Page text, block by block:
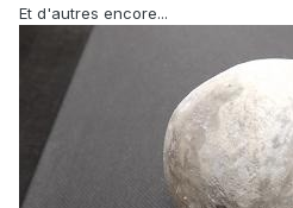
Et d'autres encore...